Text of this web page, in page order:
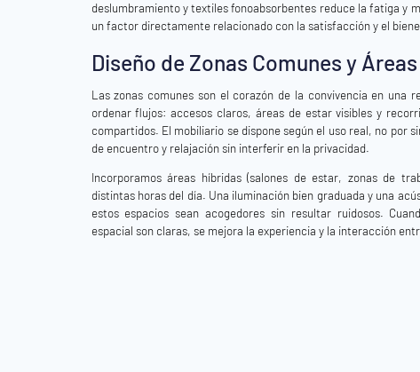
deslumbramiento y textiles fonoabsorbentes reduce la fatiga y
un factor directamente relacionado con la satisfacción y el
Diseño de Zonas Comunes y
Las zonas comunes son el corazón de la convivencia en una
ordenar flujos: accesos claros, áreas de estar visibles y
compartidos. El mobiliario se dispone según el uso real, no por
de encuentro y relajación sin interferir en la privacidad.
Incorporamos áreas híbridas (salones de estar, zonas de
distintas horas del día. Una iluminación bien graduada y una
estos espacios sean acogedores sin resultar ruidosos.
espacial son claras, se mejora la experiencia y la interacción